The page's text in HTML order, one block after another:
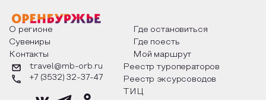
О регионе
Где остановиться
Сувениры
Где поесть
Контакты
Мой маршрут
travel@mb-orb.ru
+7 (3532) 32-37-47
Реестр туроператоров
Реестр эксурсоводов
ТИЦ